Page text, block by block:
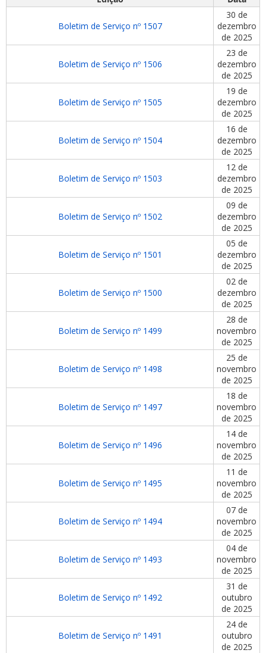
Boletim de Serviço nº 1507
30 de
dezembro
de 2025
Boletim de Serviço nº 1506
23 de
dezembro
de 2025
Boletim de Serviço nº 1505
19 de
dezembro
de 2025
Boletim de Serviço nº 1504
16 de
dezembro
de 2025
Boletim de Serviço nº 1503
12 de
dezembro
de 2025
Boletim de Serviço nº 1502
09 de
dezembro
de 2025
Boletim de Serviço nº 1501
05 de
dezembro
de 2025
Boletim de Serviço nº 1500
02 de
dezembro
de 2025
Boletim de Serviço nº 1499
28 de
novembro
de 2025
Boletim de Serviço nº 1498
25 de
novembro
de 2025
Boletim de Serviço nº 1497
18 de
novembro
de 2025
Boletim de Serviço nº 1496
14 de
novembro
de 2025
Boletim de Serviço nº 1495
11 de
novembro
de 2025
Boletim de Serviço nº 1494
07 de
novembro
de 2025
Boletim de Serviço nº 1493
04 de
novembro
de 2025
Boletim de Serviço nº 1492
31 de
outubro
de 2025
Boletim de Serviço nº 1491
24 de
outubro
de 2025